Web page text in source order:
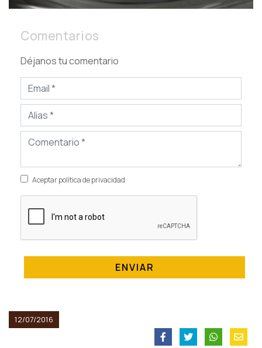
Comentarios
Déjanos tu comentario
Aceptar política de privacidad
ENVIAR
12/07/2016